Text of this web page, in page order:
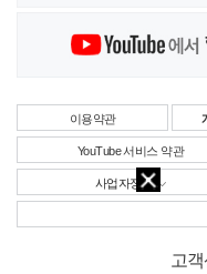
YouTube 서비스 약관